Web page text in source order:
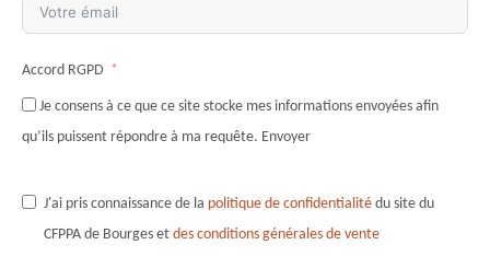
Accord RGPD
Je consens à ce que ce site stocke mes informations envoyées afin
qu’ils puissent répondre à ma requête. Envoyer
J'ai pris connaissance de la politique de confidentialité du site du
CFPPA de Bourges et des conditions générales de vente